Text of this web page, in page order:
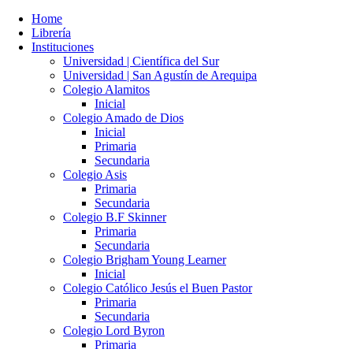
Home
Librería
Instituciones
Universidad | Científica del Sur
Universidad | San Agustín de Arequipa
Colegio Alamitos
Inicial
Colegio Amado de Dios
Inicial
Primaria
Secundaria
Colegio Asis
Primaria
Secundaria
Colegio B.F Skinner
Primaria
Secundaria
Colegio Brigham Young Learner
Inicial
Colegio Católico Jesús el Buen Pastor
Primaria
Secundaria
Colegio Lord Byron
Primaria